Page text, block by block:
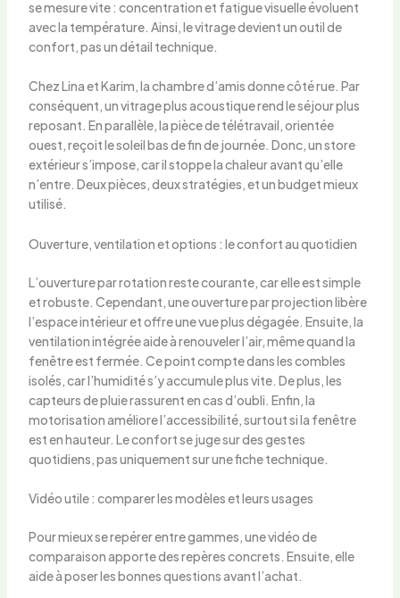
se mesure vite : concentration et fatigue visuelle évoluent
avec la température. Ainsi, le vitrage devient un outil de
confort, pas un détail technique.
Chez Lina et Karim, la chambre d’amis donne côté rue. Par
conséquent, un vitrage plus acoustique rend le séjour plus
reposant. En parallèle, la pièce de télétravail, orientée
ouest, reçoit le soleil bas de fin de journée. Donc, un store
extérieur s’impose, car il stoppe la chaleur avant qu’elle
n’entre. Deux pièces, deux stratégies, et un budget mieux
utilisé.
Ouverture, ventilation et options : le confort au quotidien
L’ouverture par rotation reste courante, car elle est simple
et robuste. Cependant, une ouverture par projection libère
l’espace intérieur et offre une vue plus dégagée. Ensuite, la
ventilation intégrée aide à renouveler l’air, même quand la
fenêtre est fermée. Ce point compte dans les combles
isolés, car l’humidité s’y accumule plus vite. De plus, les
capteurs de pluie rassurent en cas d’oubli. Enfin, la
motorisation améliore l’accessibilité, surtout si la fenêtre
est en hauteur. Le confort se juge sur des gestes
quotidiens, pas uniquement sur une fiche technique.
Vidéo utile : comparer les modèles et leurs usages
Pour mieux se repérer entre gammes, une vidéo de
comparaison apporte des repères concrets. Ensuite, elle
aide à poser les bonnes questions avant l’achat.